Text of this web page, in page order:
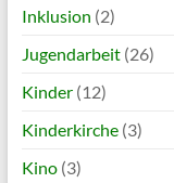
Inklusion (2)
Jugendarbeit(26)
Kinder(12)
Kinderkirche(3)
Kino(3)